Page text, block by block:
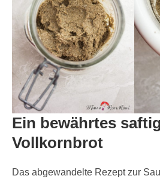
Ein bewährtes
Vollkornbrot
Das abgewandelte Rezept zur